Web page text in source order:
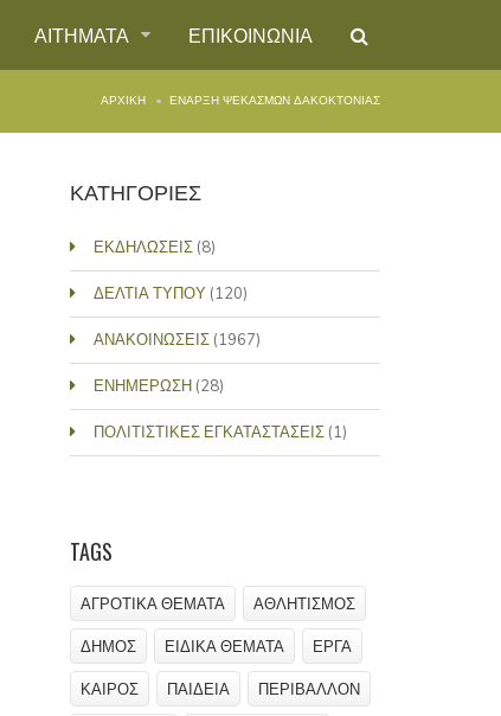
ΑΙΤΗΜΑΤΑ ΕΠΙΚΟΙΝΩΝΙΑ
ΑΡΧΙΚΉ ΈΝΑΡΞΗ ΨΕΚΑΣΜΏΝ ΔΑΚΟΚΤΟΝΊΑΣ
ΚΑΤΗΓΟΡΙΕΣ
ΕΚΔΗΛΩΣΕΙΣ(8)
ΔΕΛΤΙΑ ΤΥΠΟΥ(120)
ΑΝΑΚΟΙΝΩΣΕΙΣ(1967)
ΕΝΗΜΕΡΩΣΗ(28)
ΠΟΛΙΤΙΣΤΙΚΕΣ ΕΓΚΑΤΑΣΤΑΣΕΙΣ(1)
TAGS
ΑΓΡΟΤΙΚΑ ΘΕΜΑΤΑ ΑΘΛΗΤΙΣΜΟΣ
ΔΗΜΟΣ ΕΙΔΙΚΑ ΘΕΜΑΤΑ ΕΡΓΑ
ΚΑΙΡΟΣ ΠΑΙΔΕΙΑ ΠΕΡΙΒΑΛΛΟΝ